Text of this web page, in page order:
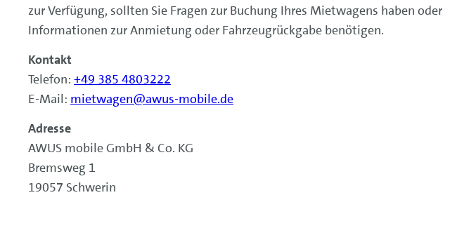
zur Verfügung, sollten Sie Fragen zur Buchung Ihres Mietwagens haben oder
Informationen zur Anmietung oder Fahrzeugrückgabe benötigen.
Kontakt
Telefon: +49 385 4803222
E-Mail: mietwagen@awus-mobile.de
Adresse
AWUS mobile GmbH & Co. KG
Bremsweg 1
19057 Schwerin